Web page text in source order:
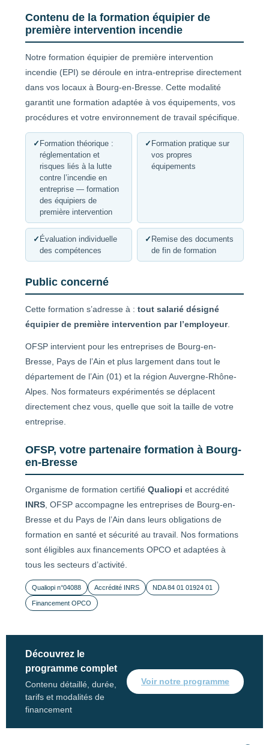
Contenu de la formation équipier de
première intervention incendie
Notre formation équipier de première intervention
incendie (EPI) se déroule en intra-entreprise directement
dans vos locaux à Bourg-en-Bresse. Cette modalité
garantit une formation adaptée à vos équipements, vos
procédures et votre environnement de travail spécifique.
✓ Formation théorique :
réglementation et
risques liés à la lutte
contre l’incendie en
entreprise — formation
des équipiers de
première intervention
✓ Formation pratique sur
vos propres
équipements
✓ Évaluation individuelle
des compétences
✓ Remise des documents
de fin de formation
Public concerné
Cette formation s’adresse à : tout salarié désigné
équipier de première intervention par l’employeur.
OFSP intervient pour les entreprises de Bourg-en-
Bresse, Pays de l’Ain et plus largement dans tout le
département de l’Ain (01) et la région Auvergne-Rhône-
Alpes. Nos formateurs expérimentés se déplacent
directement chez vous, quelle que soit la taille de votre
entreprise.
OFSP, votre partenaire formation à Bourg-
en-Bresse
Organisme de formation certifié Qualiopi et accrédité
INRS , OFSP accompagne les entreprises de Bourg-en-
Bresse et du Pays de l’Ain dans leurs obligations de
formation en santé et sécurité au travail. Nos formations
sont éligibles aux financements OPCO et adaptées à
tous les secteurs d’activité.
Qualiopi n°04088 Accrédité INRS NDA 84 01 01924 01
Financement OPCO
Découvrez le
programme complet
Contenu détaillé, durée,
tarifs et modalités de
financement
Voir notre programme